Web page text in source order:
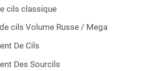
cils classique
cils Volume Russe / Mega
De Cils
Des Sourcils